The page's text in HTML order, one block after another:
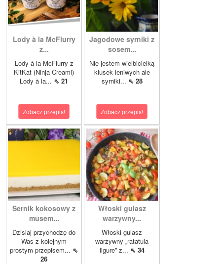
Lody à la McFlurry
z...
Lody à la McFlurry z
KitKat (Ninja Creami)
Lody à la... ⇖ 21
Zobacz przepis!
Jagodowe syrniki z
sosem...
Nie jestem wielbicielką
klusek leniwych ale
syrniki... ⇖ 28
Zobacz przepis!
Sernik kokosowy z
musem...
Dzisiaj przychodzę do
Was z kolejnym
prostym przepisem... ⇖
26
Włoski gulasz
warzywny...
Włoski gulasz
warzywny „ratatuia
ligure” z... ⇖ 34